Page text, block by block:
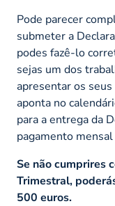
Pode parecer
submeter a
podes fazê-lo
sejas um dos
apresentar os
aponta no
para a entrega da
pagamento
Se não cumprires
Trimestral,
500 euros.